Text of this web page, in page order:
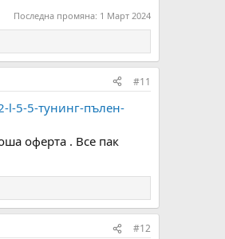
Последна промяна: 1 Март 2024
#11
l-5-5-тунинг-пълен-
оферта . Все пак
#12